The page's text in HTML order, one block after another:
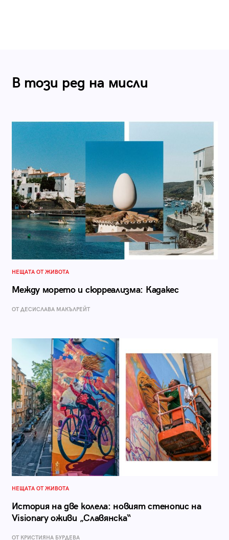
В този ред на мисли
НЕЩАТА ОТ ЖИВОТА
Между морето и сюрреализма: Кадакес
ОТ ДЕСИСЛАВА МАКЪЛРЕЙТ
НЕЩАТА ОТ ЖИВОТА
История на две колела: новият стенопис на
Visionary оживи „Славянска“
ОТ КРИСТИЯНА БУРДЕВА